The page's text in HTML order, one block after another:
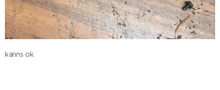
känns ok